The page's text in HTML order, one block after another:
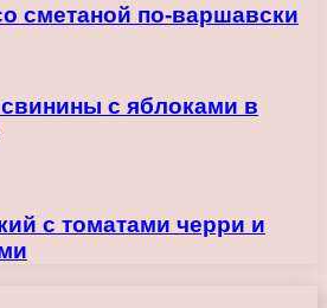
сметаной по-варшавски
с яблоками в
с томатами черри и